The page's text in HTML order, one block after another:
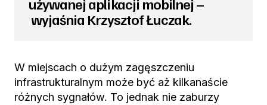
używanej aplikacji mobilnej –
wyjaśnia Krzysztof Łuczak.
W miejscach o dużym zagęszczeniu
infrastrukturalnym może być aż kilkanaście
różnych sygnałów. To jednak nie zaburzy